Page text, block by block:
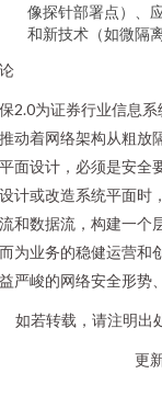
像探针部署点）、
和新技术（如微隔
2.0为证券行业信息
动着网络架构从粗放
面设计，必须是安全
计或改造系统平面时
和数据流，构建一个
为业务的稳健运营和
严峻的网络安全形势
如若转载，请注明
更